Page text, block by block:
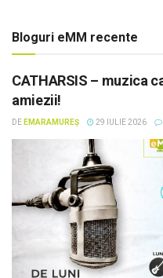
Bloguri eMM recente
CATHARSIS – muzica
amiezii!
DE EMARAMUREȘ 29 IULIE 2026